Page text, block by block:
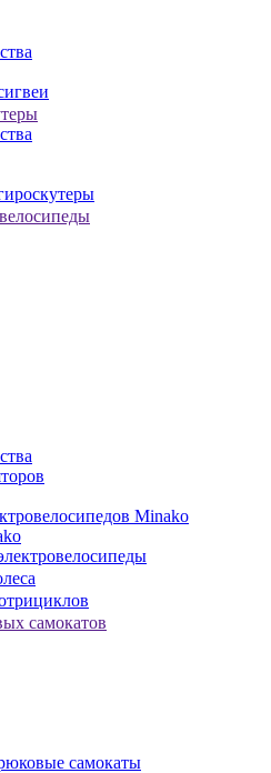
Minako
самокатов
самокаты